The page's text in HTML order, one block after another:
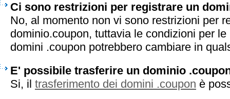
Ci sono restrizioni per registrare un
No, al momento non vi sono restrizioni per
dominio.coupon, tuttavia le condizioni per
domini .coupon potrebbero cambiare in
E' possibile trasferire un dominio
Si, il trasferimento dei domini .coupon è